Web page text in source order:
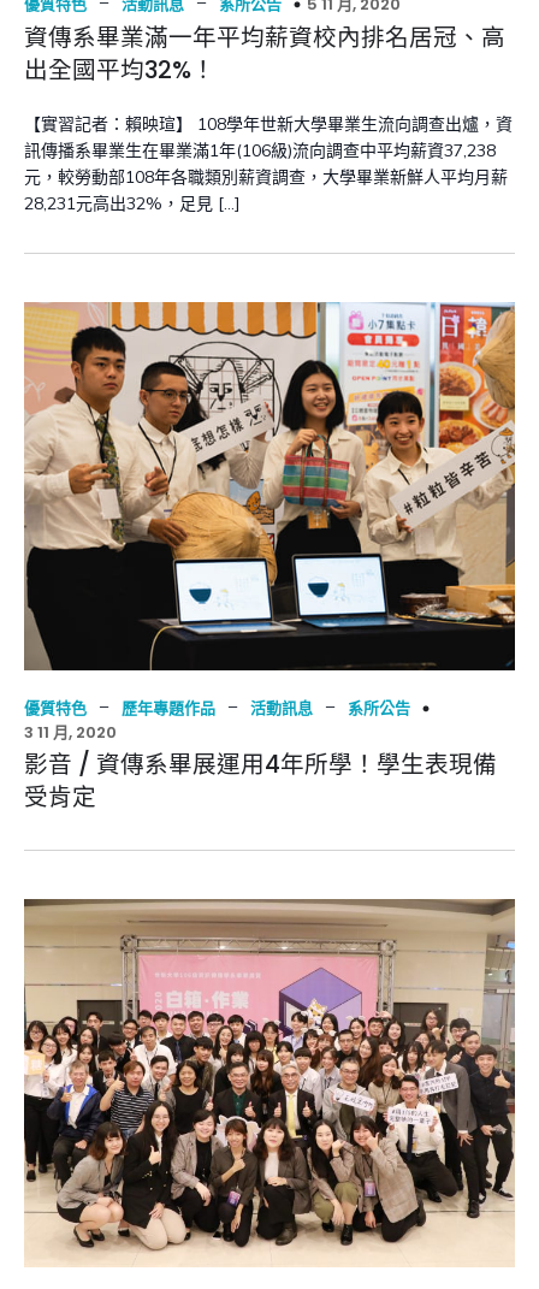
資傳系畢業滿一年平均薪資校內排名居冠、高
出全國平均32%！
【實習記者：賴映瑄】 108學年世新大學畢業生流向調查出爐，資
訊傳播系畢業生在畢業滿1年(106級)流向調查中平均薪資37,238
元，較勞動部108年各職類別薪資調查，大學畢業新鮮人平均月薪
28,231元高出32%，足見 […]
優質特色 – 歷年專題作品 – 活動訊息 – 系所公告
3 11 月, 2020
影音 / 資傳系畢展運用4年所學！學生表現備
受肯定